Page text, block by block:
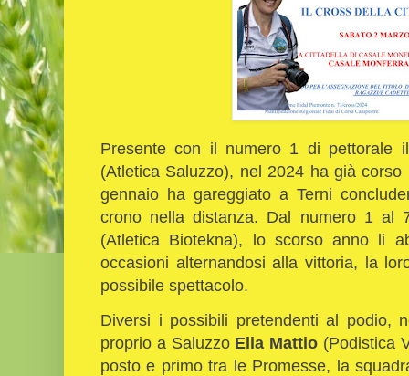
Presente con il numero 1 di pettorale
(Atletica Saluzzo), nel 2024 ha già
gennaio ha gareggiato a Terni
crono nella distanza. Dal numero 1
(Atletica Biotekna), lo scorso anno li
occasioni alternandosi alla vittoria, la
possibile spettacolo.
Diversi i possibili pretendenti al podio,
proprio a SaluzzoElia Mattio (Podistica
posto e primo tra le Promesse, la